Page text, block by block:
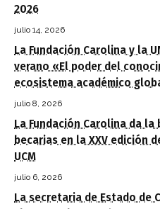
2026
julio 14, 2026
La Fundación Carolina y la
verano «El poder del
ecosistema académico
julio 8, 2026
La Fundación Carolina da
becarias en la XXV edición
UCM
julio 6, 2026
La secretaria de Estado de